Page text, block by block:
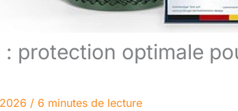
protection optimale
/ 6 minutes de lecture